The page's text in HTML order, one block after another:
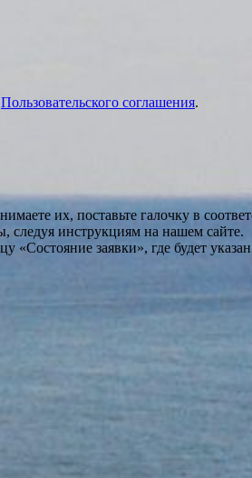
Пользовательского соглашения.
их, поставьте галочку в
следуя инструкциям на нашем сайте.
заявки», где будет